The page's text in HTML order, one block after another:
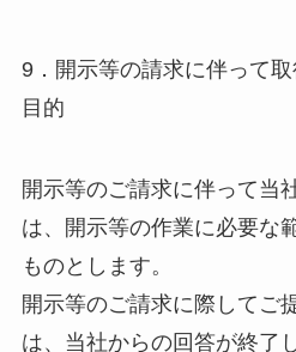
9．開示等の請求に伴って
目的
開示等のご請求に伴って当
は、開示等の作業に必要な
ものとします。
開示等のご請求に際してご
は、当社からの回答が終了